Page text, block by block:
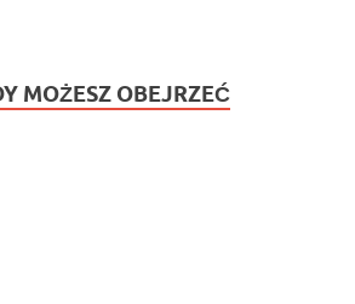
MOŻESZ OBEJRZEĆ